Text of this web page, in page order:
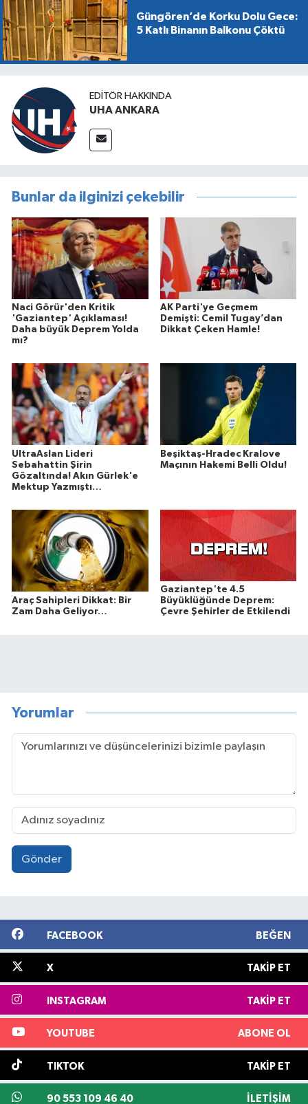
Güngören’de Korku Dolu Gece:
5 Katlı Binanın Balkonu Çöktü
EDITÖR HAKKINDA
UHA ANKARA
Bunlar da ilginizi çekebilir
Naci Görür'den Kritik
'Gaziantep' Açıklaması!
Daha büyük Deprem Yolda
mı?
AK Parti'ye Geçmem
Demişti: Cemil Tugay’dan
Dikkat Çeken Hamle!
UltraAslan Lideri
Sebahattin Şirin
Gözaltında! Akın Gürlek'e
Mektup Yazmıştı…
Beşiktaş-Hradec Kralove
Maçının Hakemi Belli Oldu!
Araç Sahipleri Dikkat: Bir
Zam Daha Geliyor…
Gaziantep'te 4.5
Büyüklüğünde Deprem:
Çevre Şehirler de Etkilendi
Yorumlar
Gönder
FACEBOOK BEĞEN
X TAKIP ET
INSTAGRAM TAKIP ET
YOUTUBE ABONE OL
TIKTOK TAKIP ET
90 553 109 46 40 İLETIŞIM